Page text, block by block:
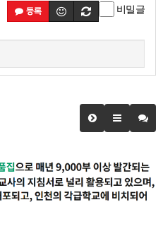
등록 비밀글